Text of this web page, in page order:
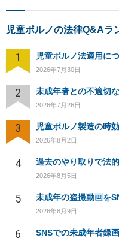
児童ポルノの法律Q&Aラ
1 児童ポルノ法適用に
2026年7月30日
2 未成年者との不適切
2026年7月26日
3 児童ポルノ製造の時
2026年8月2日
4 過去のやり取りで法
2026年8月5日
5 未成年の盗撮動画を
2026年8月9日
6